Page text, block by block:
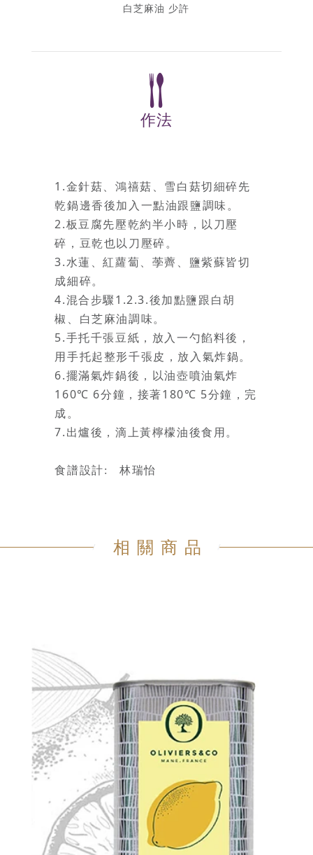
白芝麻油 少許
作法
1.金針菇、鴻禧菇、雪白菇切細碎先
乾鍋邊香後加入一點油跟鹽調味。
2.板豆腐先壓乾約半小時，以刀壓
碎，豆乾也以刀壓碎。
3. 水蓮、紅蘿蔔、荸薺、鹽紫蘇皆切
成細碎。
4.混合步驟 1.2.3.後加點鹽跟白胡
椒、白芝麻油調味。
5.手托千張豆紙，放入一勺餡料後，
用手托起整形千張皮，放入氣炸鍋。
6.擺滿氣炸鍋後，以油壺噴油氣炸
160℃ 6分鐘，接著180℃ 5分鐘，完
成。
7. 出爐後，滴上黃檸檬油後食用。
食譜設計: 林瑞怡
相關商品